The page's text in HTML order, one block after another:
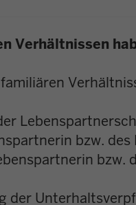
Verhältnissen
bzw.
bzw.
der